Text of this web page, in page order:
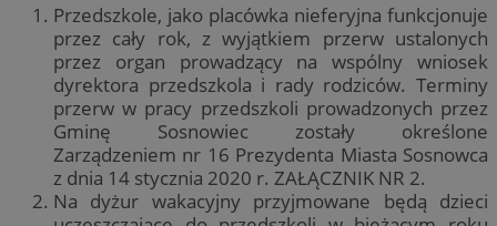
Przedszkole, jako placówka nieferyjna funkcjonuje
przez cały rok, z wyjątkiem przerw ustalonych
przez organ prowadzący na wspólny wniosek
dyrektora przedszkola i rady rodziców. Terminy
przerw w pracy przedszkoli prowadzonych przez
Gminę Sosnowiec zostały określone
Zarządzeniem nr 16 Prezydenta Miasta Sosnowca
z dnia 14 stycznia 2020 r. ZAŁĄCZNIK NR 2.
Na dyżur wakacyjny przyjmowane będą dzieci